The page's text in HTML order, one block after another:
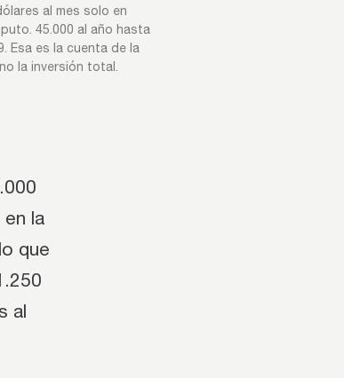
al mes solo en
45.000 al año hasta
Esa es la cuenta de la
la inversión total.
la
que
al